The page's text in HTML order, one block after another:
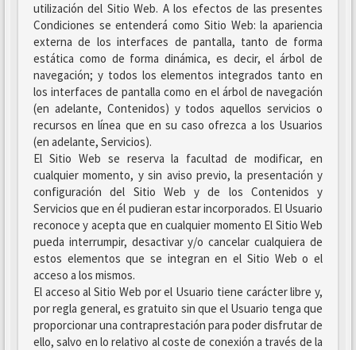
utilización del Sitio Web. A los efectos de las presentes
Condiciones se entenderá como Sitio Web: la apariencia
externa de los interfaces de pantalla, tanto de forma
estática como de forma dinámica, es decir, el árbol de
navegación; y todos los elementos integrados tanto en
los interfaces de pantalla como en el árbol de navegación
(en adelante, Contenidos) y todos aquellos servicios o
recursos en línea que en su caso ofrezca a los Usuarios
(en adelante, Servicios).
El Sitio Web se reserva la facultad de modificar, en
cualquier momento, y sin aviso previo, la presentación y
configuración del Sitio Web y de los Contenidos y
Servicios que en él pudieran estar incorporados. El Usuario
reconoce y acepta que en cualquier momento El Sitio Web
pueda interrumpir, desactivar y/o cancelar cualquiera de
estos elementos que se integran en el Sitio Web o el
acceso a los mismos.
El acceso al Sitio Web por el Usuario tiene carácter libre y,
por regla general, es gratuito sin que el Usuario tenga que
proporcionar una contraprestación para poder disfrutar de
ello, salvo en lo relativo al coste de conexión a través de la